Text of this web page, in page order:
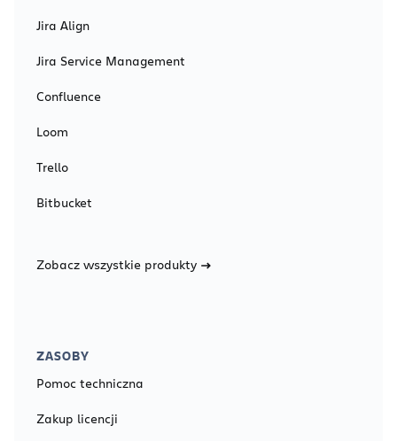
Jira Align
Jira Service Management
Confluence
Loom
Trello
Bitbucket
Zobacz wszystkie produkty
ZASOBY
Pomoc techniczna
Zakup licencji